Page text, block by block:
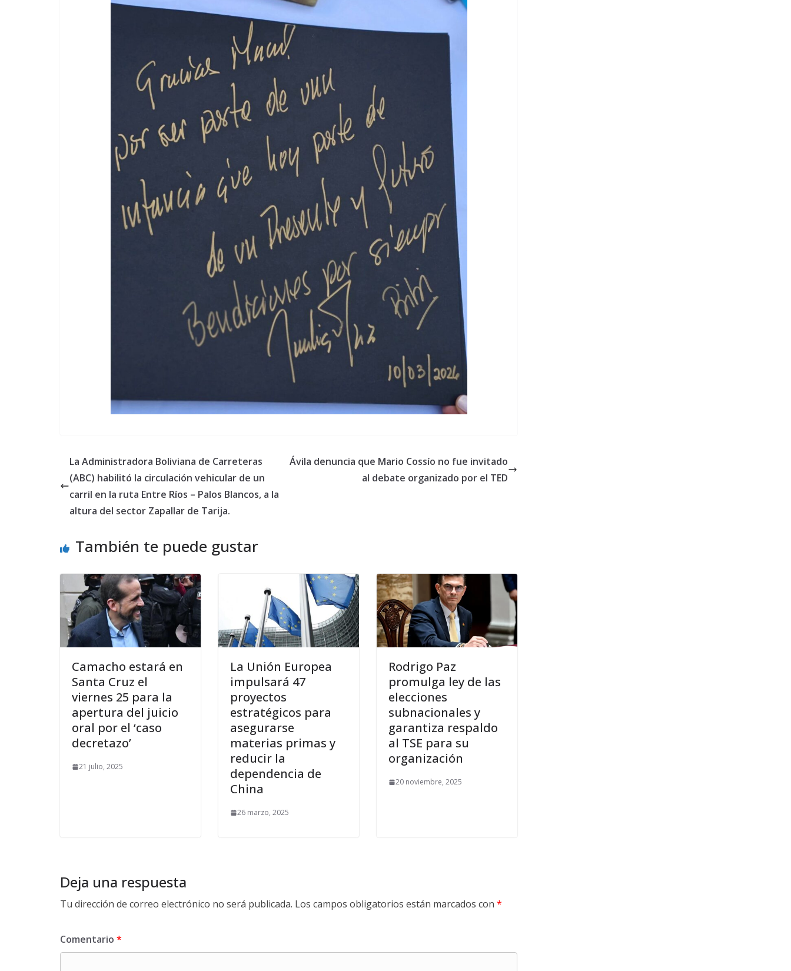
La Administradora Boliviana de Carreteras
(ABC) habilitó la circulación vehicular de un
carril en la ruta Entre Ríos – Palos Blancos, a la
altura del sector Zapallar de Tarija.
Ávila denuncia que Mario Cossío no fue invitado
al debate organizado por el TED
También te puede gustar
Camacho estará en
Santa Cruz el
viernes 25 para la
apertura del juicio
oral por el ‘caso
decretazo’
21 julio, 2025
La Unión Europea
impulsará 47
proyectos
estratégicos para
asegurarse
materias primas y
reducir la
dependencia de
China
26 marzo, 2025
Rodrigo Paz
promulga ley de las
elecciones
subnacionales y
garantiza respaldo
al TSE para su
organización
20 noviembre, 2025
Deja una respuesta
Tu dirección de correo electrónico no será publicada. Los campos obligatorios están marcados con *
Comentario *